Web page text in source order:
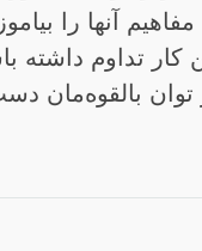
آنها را
کار تداوم داشته
بالقوه‌مان